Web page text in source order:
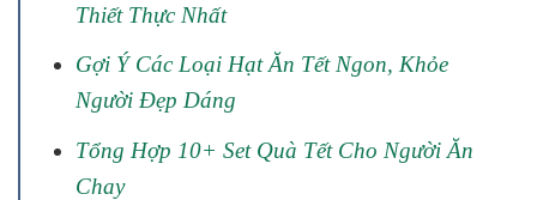
Thiết Thực Nhất
Gợi Ý Các Loại Hạt Ăn Tết Ngon, Khỏe
Người Đẹp Dáng
Tổng Hợp 10+ Set Quà Tết Cho Người Ăn
Chay